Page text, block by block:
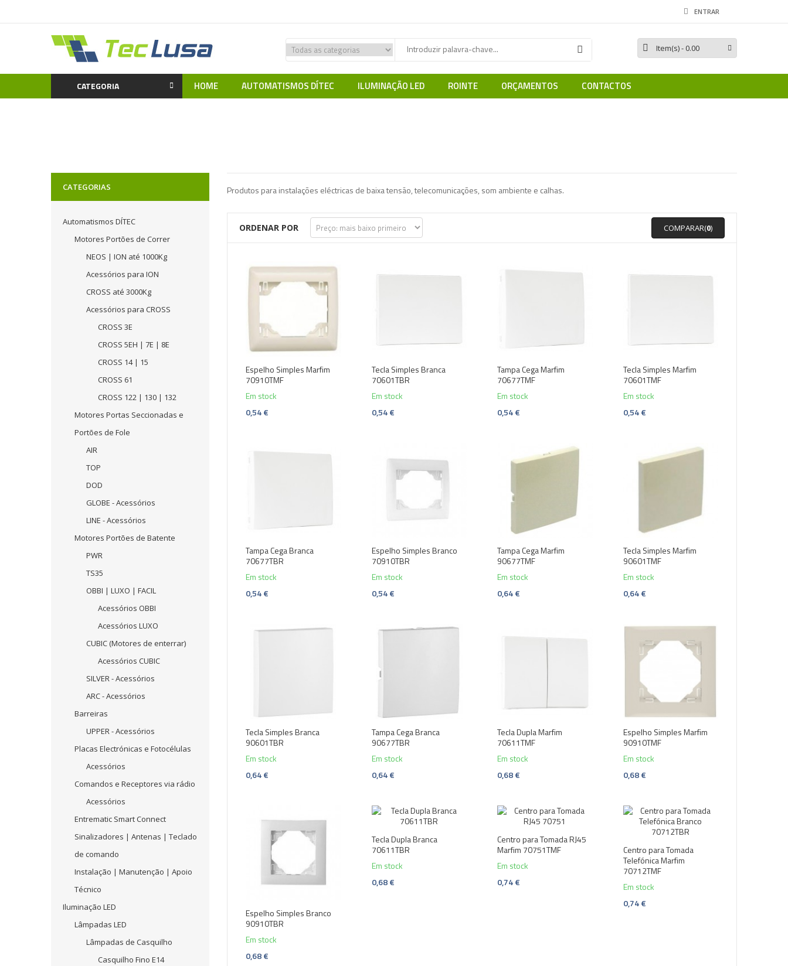
ENTRAR
Item(s)- 0.00
CATEGORIA HOME AUTOMATISMOS DÍTEC ILUMINAÇÃO LED ROINTE ORÇAMENTOS CONTACTOS
CATEGORIAS
Automatismos DÍTEC
Motores Portões de Correr
NEOS | ION até 1000Kg
Acessórios para ION
CROSS até 3000Kg
Acessórios para CROSS
CROSS 3E
CROSS 5EH | 7E | 8E
CROSS 14 | 15
CROSS 61
CROSS 122 | 130 | 132
Motores Portas Seccionadas e
Portões de Fole
AIR
TOP
DOD
GLOBE - Acessórios
LINE - Acessórios
Motores Portões de Batente
PWR
TS35
OBBI | LUXO | FACIL
Acessórios OBBI
Acessórios LUXO
CUBIC (Motores de enterrar)
Acessórios CUBIC
SILVER - Acessórios
ARC - Acessórios
Barreiras
UPPER - Acessórios
Placas Electrónicas e Fotocélulas
Acessórios
Comandos e Receptores via rádio
Acessórios
Entrematic Smart Connect
Sinalizadores | Antenas | Teclado
de comando
Instalação | Manutenção | Apoio
Técnico
Iluminação LED
Lâmpadas LED
Lâmpadas de Casquilho
Casquilho Fino E14
Produtos para instalações eléctricas de baixa tensão, telecomunicações, som ambiente e calhas.
ORDENAR POR COMPARAR(0)
Espelho Simples Marfim
70910TMF
Em stock
0,54 €
Tecla Simples Branca
70601TBR
Em stock
0,54 €
Tampa Cega Marfim
70677TMF
Em stock
0,54 €
Tecla Simples Marfim
70601TMF
Em stock
0,54 €
Tampa Cega Branca
70677TBR
Em stock
0,54 €
Espelho Simples Branco
70910TBR
Em stock
0,54 €
Tampa Cega Marfim
90677TMF
Em stock
0,64 €
Tecla Simples Marfim
90601TMF
Em stock
0,64 €
Tecla Simples Branca
90601TBR
Em stock
0,64 €
Tampa Cega Branca
90677TBR
Em stock
0,64 €
Tecla Dupla Marfim
70611TMF
Em stock
0,68 €
Espelho Simples Marfim
90910TMF
Em stock
0,68 €
Espelho Simples Branco
90910TBR
Em stock
0,68 €
Tecla Dupla Branca
70611TBR
Em stock
0,68 €
Centro para Tomada RJ45
Marfim 70751TMF
Em stock
0,74 €
Centro para Tomada
Telefónica Marfim
70712TMF
Em stock
0,74 €